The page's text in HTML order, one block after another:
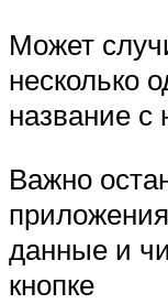
Может
несколько
название
Важно
данные и
кнопке